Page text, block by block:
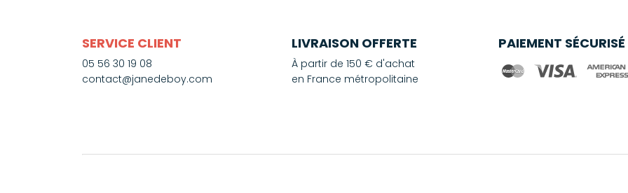
SERVICE CLIENT
05 56 30 19 08
contact@janedeboy.com
LIVRAISON OFFERTE
À partir de 150 € d'achat
en France métropolitaine
PAIEMENT SÉCURISÉ